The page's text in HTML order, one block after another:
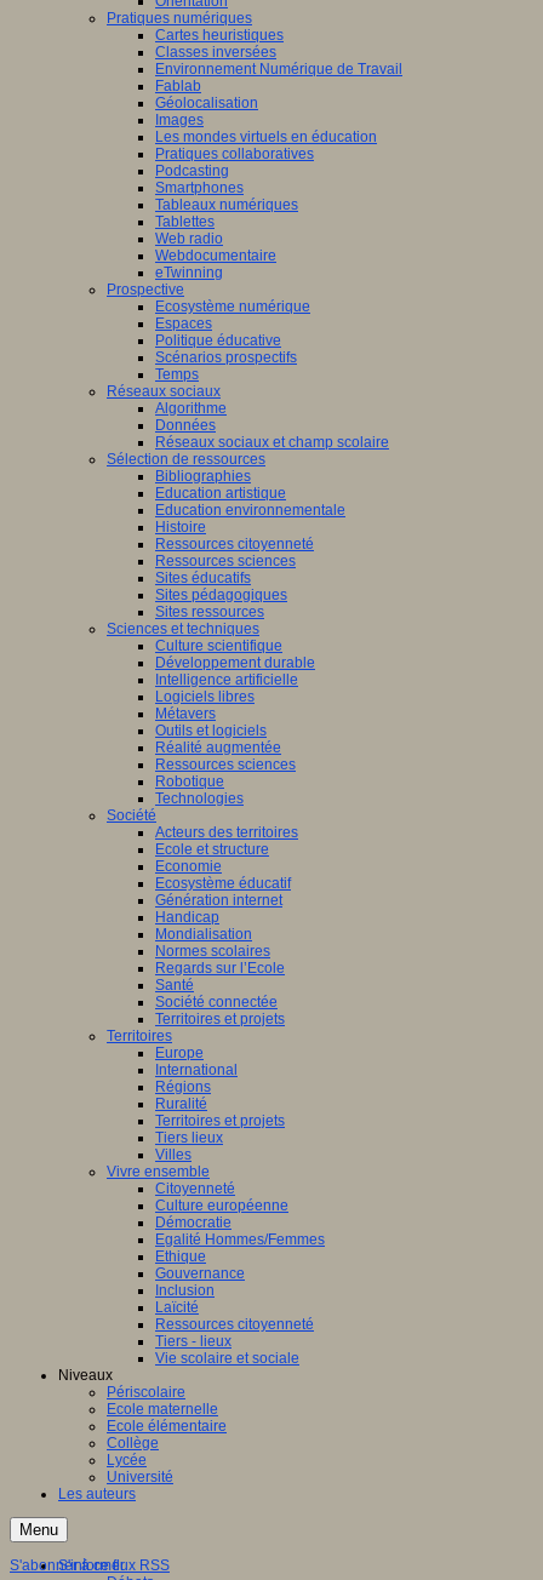
Pratiques numériques
Cartes heuristiques
Classes inversées
Environnement Numérique de Travail
Fablab
Géolocalisation
Images
Les mondes virtuels en éducation
Pratiques collaboratives
Podcasting
Smartphones
Tableaux numériques
Tablettes
Web radio
Webdocumentaire
eTwinning
Prospective
Ecosystème numérique
Espaces
Politique éducative
Scénarios prospectifs
Temps
Réseaux sociaux
Algorithme
Données
Réseaux sociaux et champ scolaire
Sélection de ressources
Bibliographies
Education artistique
Education environnementale
Histoire
Ressources citoyenneté
Ressources sciences
Sites éducatifs
Sites pédagogiques
Sites ressources
Sciences et techniques
Culture scientifique
Développement durable
Intelligence artificielle
Logiciels libres
Métavers
Outils et logiciels
Réalité augmentée
Ressources sciences
Robotique
Technologies
Société
Acteurs des territoires
Ecole et structure
Economie
Ecosystème éducatif
Génération internet
Handicap
Mondialisation
Normes scolaires
Regards sur l’Ecole
Santé
Société connectée
Territoires et projets
Territoires
Europe
International
Régions
Ruralité
Territoires et projets
Tiers lieux
Villes
Vivre ensemble
Citoyenneté
Culture européenne
Démocratie
Egalité Hommes/Femmes
Ethique
Gouvernance
Inclusion
Laïcité
Ressources citoyenneté
Tiers - lieux
Vie scolaire et sociale
Niveaux
Périscolaire
Ecole maternelle
Ecole élémentaire
Collège
Lycée
Université
Les auteurs
Menu
S'informer
S'abonner à ce flux RSS